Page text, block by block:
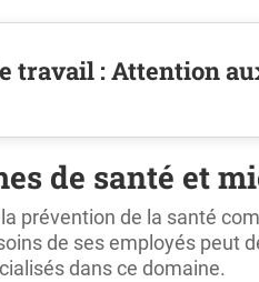
travail : Attention
de santé et
prévention de la santé
de ses employés peut
dans ce domaine.